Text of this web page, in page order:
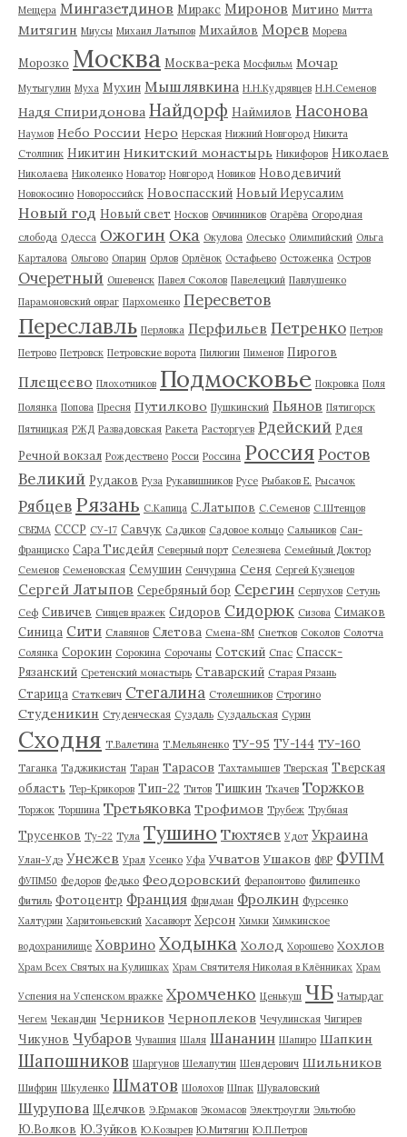
Мещера Мингазетдинов Миракс Миронов Митино Митта
Митягин Миусы Михаил Латыпов Михайлов Морев Морева
Морозко Москва Москва-река Мосфильм Мочар
Мутыгулин Муха Мухин Мышлявкина Н.Н.Кудрявцев Н.Н.Семенов
Надя Спиридонова Найдорф Наймилов Насонова
Наумов Небо России Неро Нерская Нижний Новгород Никита
Столпник Никитин Никитский монастырь Никифоров Николаев
Николаева Николенко Новатор Новгород Новиков Новодевичий
Новокосино Новороссийск Новоспасский Новый Иерусалим
Новый год Новый свет Носков Овчинников Огарёва Огородная
слобода Одесса Ожогин Ока Окулова Олесько Олимпийский Ольга
Карталова Ольгово Опарин Орлов Орлёнок Остафьево Остоженка Остров
Очеретный Ошевенск Павел Соколов Павелецкий Павлушенко
Парамоновский овраг Пархоменко Пересветов
Переславль Перловка Перфильев Петренко Петров
Петрово Петровск Петровские ворота Пилюгин Пименов Пирогов
Плещеево Плохотников Подмосковье Покровка Поля
Полянка Попова Пресня Путилково Пушкинский Пьянов Пятигорск
Пятницкая РЖД Развадовская Ракета Расторгуев Рдейский Рдея
Речной вокзал Рождествено Росси Россина Россия Ростов
Великий Рудаков Руза Рукавишников Русе Рыбаков Е. Рысачок
Рябцев Рязань С.Капица С.Латыпов С.Семенов С.Штенцов
СВЕМА СССР СУ-17 Савчук Садиков Садовое кольцо Сальников Сан-
Франциско Сара Тисдейл Северный порт Селезнева Семейный Доктор
Семенов Семеновская Семушин Сенчурина Сеня Сергей Кузнецов
Сергей Латыпов Серебряный бор Серегин Серпухов Сетунь
Сеф Сивичев Сивцев вражек Сидоров Сидорюк Сизова Симаков
Синица Сити Славянов Слетова Смена-8М Снетков Соколов Солотча
Солянка Сорокин Сорокина Сорочаны Сотский Спас Спасск-
Рязанский Сретенский монастырь Ставарский Старая Рязань
Старица Статкевич Стегалина Столешников Строгино
Студеникин Студенческая Суздаль Суздальская Сурин
Сходня Т.Валетина Т.Мельяненко ТУ-95 ТУ-144 ТУ-160
Таганка Таджикистан Таран Тарасов Тахтамышев Тверская Тверская
область Тер-Крикоров Тип-22 Титов Тишкин Ткачев Торжков
Торжок Торшина Третьяковка Трофимов Трубеж Трубная
Трусенков Ту-22 Тула Тушино Тюхтяев Удот Украина
Улан-Удэ Унежев Урал Усенко Уфа Учватов Ушаков ФВР ФУПМ
ФУПМ50 Федоров Федько Феодоровский Ферапонтово Филипенко
Фитиль Фотоцентр Франция Фридман Фролкин Фурсенко
Халтурин Харитоньевский Хасавюрт Херсон Химки Химкинское
водохранилище Ховрино Ходынка Холод Хорошево Хохлов
Храм Всех Святых на Кулишках Храм Святителя Николая в Клённиках Храм
Успения на Успенском вражке Хромченко Ценькуш ЧБ Чатырдаг
Чегем Чекандин Черников Черноплеков Чечулинская Чигирев
Чикунов Чубаров Чувашия Шаля Шананин Шапиро Шапкин
Шапошников Шаргунов Шелапутин Шендерович Шильников
Шифрин Шкуленко Шматов Шолохов Шпак Шуваловский
Шурупова Щелчков Э.Ермаков Экомасов Электроугли Эльтюбю
Ю.Волков Ю.Зуйков Ю.Козырев Ю.Митягин Ю.П.Петров